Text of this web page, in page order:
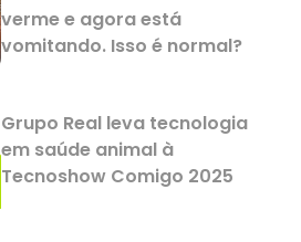
verme e agora está
vomitando. Isso é normal?
Grupo Real leva tecnologia
em saúde animal à
Tecnoshow Comigo 2025